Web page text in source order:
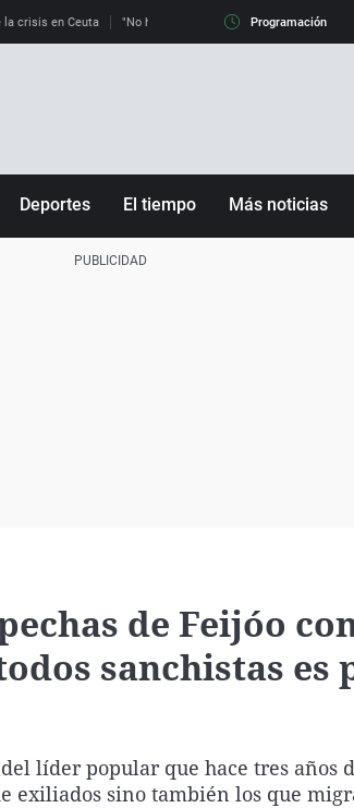
la crisis en Ceuta "No hay mafias, que no nos engañen":
Programación
Deportes El tiempo Más noticias
de Feijóo
sanchistas es
líder popular que hace tres años
exiliados sino también los que